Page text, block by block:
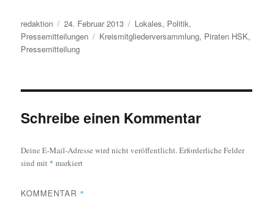
Autor
redaktion
Veröffentlicht
am
24. Februar 2013 Kategorien
Lokales, Politik,
Pressemitteilungen
Schlagwörter
Kreismitgliederversammlung, Piraten HSK,
Pressemitteilung
Schreibe einen Kommentar
Deine E-Mail-Adresse wird nicht veröffentlicht.Erforderliche Felder
sind mit * markiert
KOMMENTAR *